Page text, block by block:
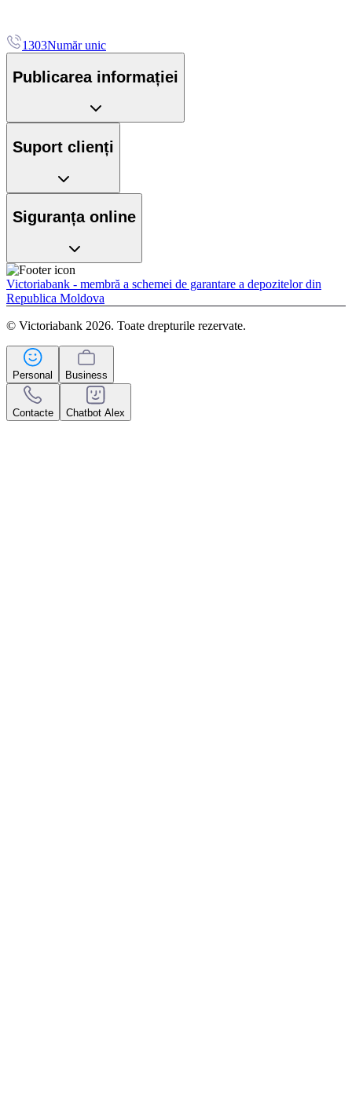
1303Număr unic
Publicarea informației
Suport clienți
Siguranța online
Victoriabank - membră a schemei de garantare a depozitelor din
Republica Moldova
© Victoriabank 2026. Toate drepturile rezervate.
Personal Business
Contacte Chatbot Alex